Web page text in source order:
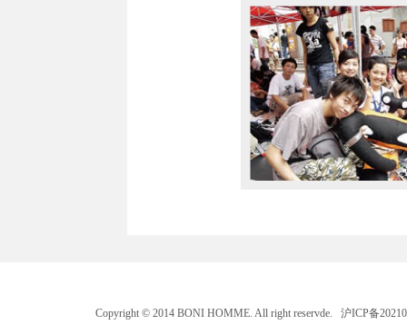
Copyright © 2014 BONI HOMME. All right reservde. 沪ICP备